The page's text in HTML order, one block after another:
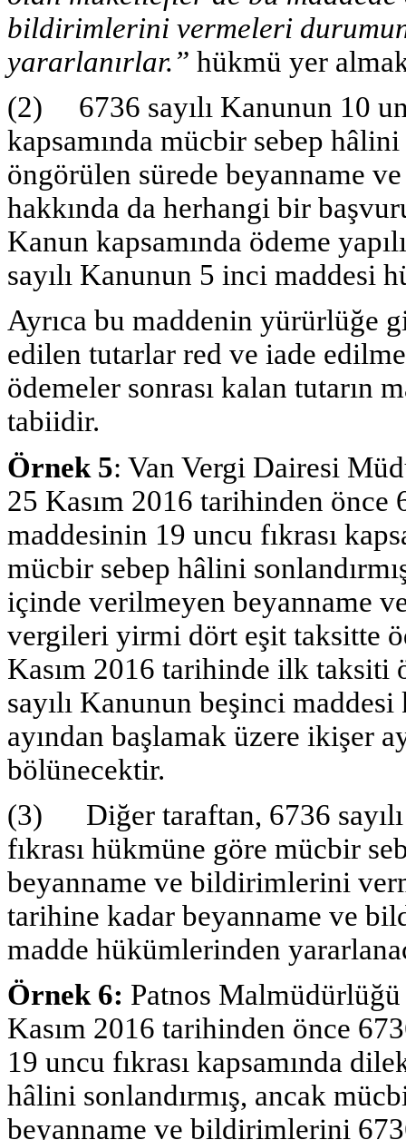
bildirimlerini vermeleri
yararlanırlar.” hükmü yer
(2) 6736 sayılı Kanunun 10
kapsamında mücbir sebep
öngörülen sürede beyanname
hakkında da herhangi bir
Kanun kapsamında ödeme
sayılı Kanunun 5 inci maddesi
Ayrıca bu maddenin yürürlüğe
edilen tutarlar red ve iade
ödemeler sonrası kalan tutarın
tabiidir.
Örnek 5: Van Vergi Dairesi
25 Kasım 2016 tarihinden önce
maddesinin 19 uncu fıkrası
mücbir sebep hâlini
içinde verilmeyen beyanname
vergileri yirmi dört eşit taksitte
Kasım 2016 tarihinde ilk
sayılı Kanunun beşinci
ayından başlamak üzere ikişer
bölünecektir.
(3) Diğer taraftan, 6736 sayılı
fıkrası hükmüne göre mücbir
beyanname ve bildirimlerini
tarihine kadar beyanname ve
madde hükümlerinden
Örnek 6: Patnos
Kasım 2016 tarihinden önce
19 uncu fıkrası kapsamında
hâlini sonlandırmış, ancak
beyanname ve bildirimlerini